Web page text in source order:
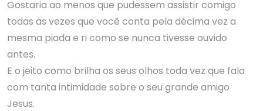
Gostaria ao menos que pudessem assistir comigo
todas as vezes que você conta pela décima vez a
mesma piada e ri como se nunca tivesse ouvido
antes.
E o jeito como brilha os seus olhos toda vez que fala
com tanta intimidade sobre o seu grande amigo
Jesus.